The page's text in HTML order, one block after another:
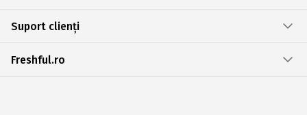
Suport clienți
Freshful.ro